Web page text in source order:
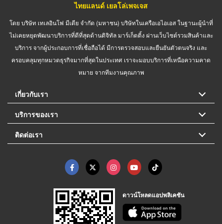
ไทยแลนด์ เยลโล่เพจเจส
โดย บริษัท เทเลอินโฟ มีเดีย จำกัด (มหาชน) บริษัทในเครือเอไอเอส ในฐานะผู้นำที่
ไม่เคยหยุดพัฒนาบริการที่ดีที่สุดด้านดิจิทัล มาร์เก็ตติ้ง ผ่านเว็บไซต์รวมสินค้าและ
บริการ จากผู้ประกอบการที่เชื่อถือได้ มีการตรวจสอบและยืนยันตัวตนจริง และ
ครอบคลุมทุกหมวดธุรกิจมากที่สุดในประเทศ เราจะมอบบริการที่เหนือความคาด
หมาย จากทีมงานคุณภาพ
เกี่ยวกับเรา
บริการของเรา
ติดต่อเรา
ดาวน์โหลดแอปพลิเคชัน